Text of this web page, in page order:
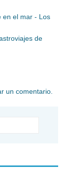
en el mar - Los
de
un comentario.